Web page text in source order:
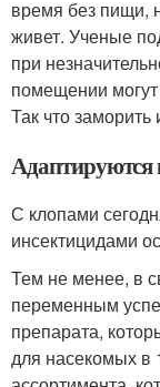
время без пищи,
живет. Ученые
при
помещении
Так что заморить
Адаптируются
С клопами
инсектицидами
Тем не менее, в
переменным
препарата,
для насекомых в